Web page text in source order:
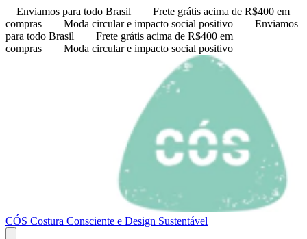
Enviamos para todo Brasil
Frete grátis acima de R$400 em
compras
Moda circular e impacto social positivo
Enviamos
para todo Brasil
Frete grátis acima de R$400 em
compras
Moda circular e impacto social positivo
CÓS Costura Consciente e Design Sustentável